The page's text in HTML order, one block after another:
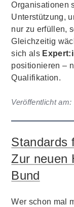
Organisationen
Unterstützung,
nur zu erfüllen,
Gleichzeitig
sich als
positionieren –
Qualifikation.
Veröffentlicht am:
Standards
Zur neuen
Bund
Wer schon mal